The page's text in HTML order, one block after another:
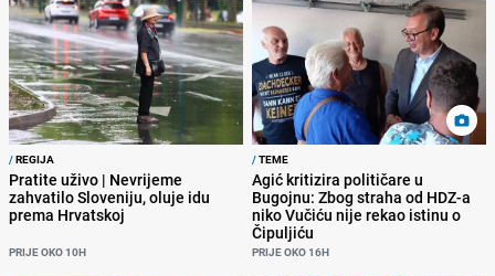
/REGIJA
Pratite uživo | Nevrijeme
zahvatilo Sloveniju, oluje idu
prema Hrvatskoj
PRIJE OKO 10H
/TEME
Agić kritizira političare u
Bugojnu: Zbog straha od HDZ-a
niko Vučiću nije rekao istinu o
Čipuljiću
PRIJE OKO 16H